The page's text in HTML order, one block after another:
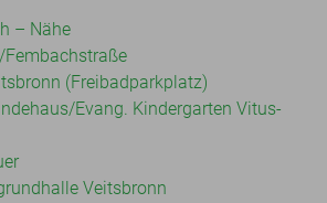
– Nähe
Fembachstraße
(Freibadparkplatz)
Evang. Kindergarten Vitus-
Veitsbronn